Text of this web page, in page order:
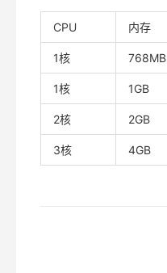
CPU 内存
1核 768MB
1核 1GB
2核 2GB
3核 4GB